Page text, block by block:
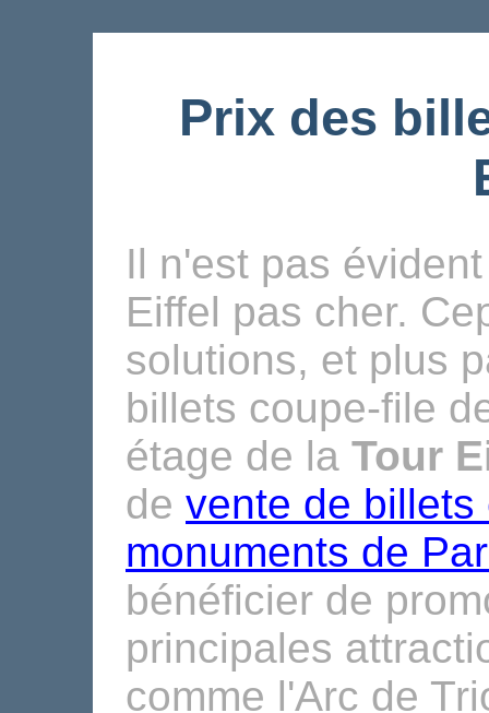
Prix des
Il n'est pas
Eiffel pas cher.
solutions, et plus
billets coupe-file
étage de la Tour
de vente de
monuments de
bénéficier de
principales
comme l'Arc de